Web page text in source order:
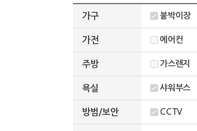
가구 붙박이장
가전 에어컨
주방 가스렌지
욕실 샤워부스
방범/보안 CCTV